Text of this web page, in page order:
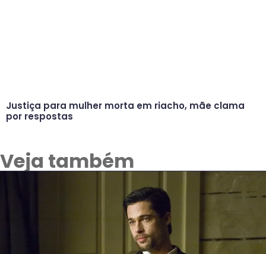
Justiça para mulher morta em riacho, mãe clama
por respostas
Veja também